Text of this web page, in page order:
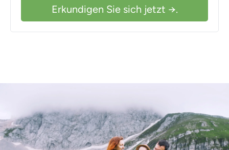
Erkundigen Sie sich jetzt →.